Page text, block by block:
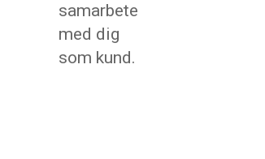
samarbete
med dig
som kund.